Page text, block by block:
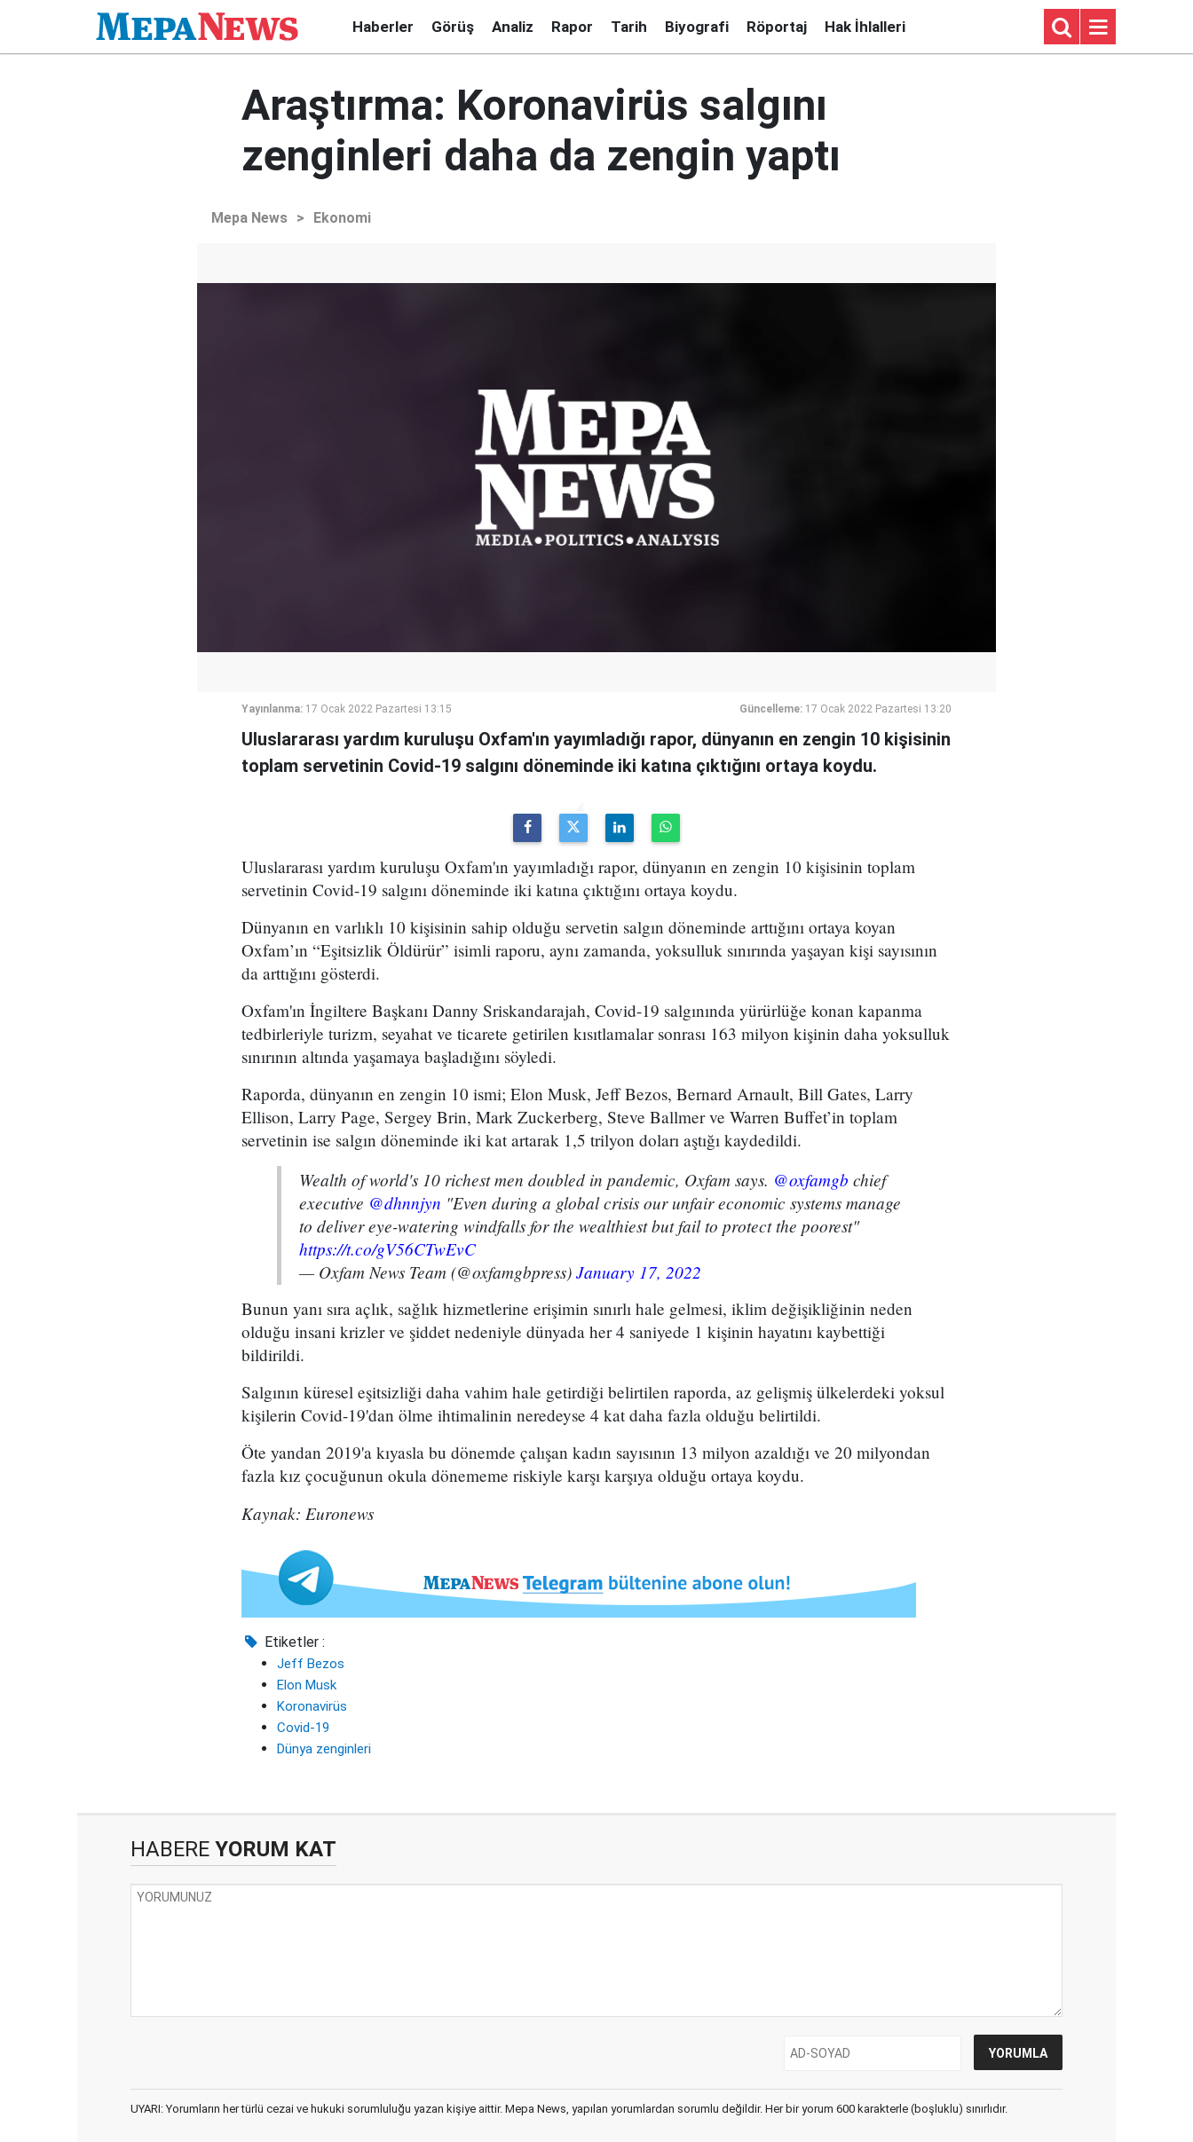
Haberler Görüş Analiz Rapor Tarih Biyografi Röportaj Hak İhlalleri
Araştırma: Koronavirüs salgını
zenginleri daha da zengin yaptı
Mepa News > Ekonomi
Yayınlanma: 17 Ocak 2022 Pazartesi 13:15 Güncelleme: 17 Ocak 2022 Pazartesi 13:20
Uluslararası yardım kuruluşu Oxfam'ın yayımladığı rapor, dünyanın en zengin 10 kişisinin
toplam servetinin Covid-19 salgını döneminde iki katına çıktığını ortaya koydu.
Uluslararası yardım kuruluşu Oxfam'ın yayımladığı rapor, dünyanın en zengin 10 kişisinin toplam
servetinin Covid-19 salgını döneminde iki katına çıktığını ortaya koydu.
Dünyanın en varlıklı 10 kişisinin sahip olduğu servetin salgın döneminde arttığını ortaya koyan
Oxfam’ın “Eşitsizlik Öldürür” isimli raporu, aynı zamanda, yoksulluk sınırında yaşayan kişi sayısının
da arttığını gösterdi.
Oxfam'ın İngiltere Başkanı Danny Sriskandarajah, Covid-19 salgınında yürürlüğe konan kapanma
tedbirleriyle turizm, seyahat ve ticarete getirilen kısıtlamalar sonrası 163 milyon kişinin daha yoksulluk
sınırının altında yaşamaya başladığını söyledi.
Raporda, dünyanın en zengin 10 ismi; Elon Musk, Jeff Bezos, Bernard Arnault, Bill Gates, Larry
Ellison, Larry Page, Sergey Brin, Mark Zuckerberg, Steve Ballmer ve Warren Buffet’in toplam
servetinin ise salgın döneminde iki kat artarak 1,5 trilyon doları aştığı kaydedildi.
Wealth of world's 10 richest men doubled in pandemic, Oxfam says. @oxfamgb chief
executive @dhnnjyn "Even during a global crisis our unfair economic systems manage
to deliver eye-watering windfalls for the wealthiest but fail to protect the poorest"
https://t.co/gV56CTwEvC
— Oxfam News Team (@oxfamgbpress)January 17, 2022
Bunun yanı sıra açlık, sağlık hizmetlerine erişimin sınırlı hale gelmesi, iklim değişikliğinin neden
olduğu insani krizler ve şiddet nedeniyle dünyada her 4 saniyede 1 kişinin hayatını kaybettiği
bildirildi.
Salgının küresel eşitsizliği daha vahim hale getirdiği belirtilen raporda, az gelişmiş ülkelerdeki yoksul
kişilerin Covid-19'dan ölme ihtimalinin neredeyse 4 kat daha fazla olduğu belirtildi.
Öte yandan 2019'a kıyasla bu dönemde çalışan kadın sayısının 13 milyon azaldığı ve 20 milyondan
fazla kız çocuğunun okula dönememe riskiyle karşı karşıya olduğu ortaya koydu.
Kaynak: Euronews
Etiketler :
Jeff Bezos
Elon Musk
Koronavirüs
Covid-19
Dünya zenginleri
HABERE YORUM KAT
UYARI: Yorumların her türlü cezai ve hukuki sorumluluğu yazan kişiye aittir. Mepa News, yapılan yorumlardan sorumlu değildir. Her bir yorum 600 karakterle (boşluklu) sınırlıdır.